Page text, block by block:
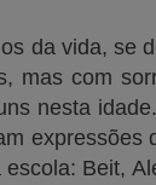
da vida, se
mas com
nesta
expressões
Beit,